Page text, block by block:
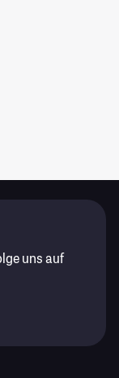
uns auf